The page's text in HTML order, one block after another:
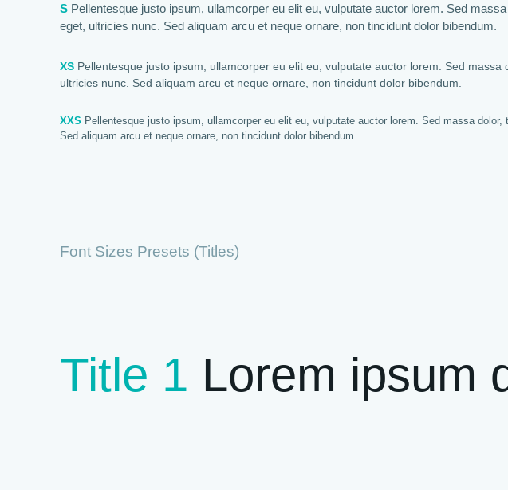
S Pellentesque justo ipsum, ullamcorper eu elit eu, vulputate auctor lorem. Sed
eget, ultricies nunc. Sed aliquam arcu et neque ornare, non tincidunt dolor bibendum.
XS Pellentesque justo ipsum, ullamcorper eu elit eu, vulputate auctor lorem. Sed
ultricies nunc. Sed aliquam arcu et neque ornare, non tincidunt dolor bibendum.
XXS Pellentesque justo ipsum, ullamcorper eu elit eu, vulputate auctor lorem. Sed massa
Sed aliquam arcu et neque ornare, non tincidunt dolor bibendum.
Font Sizes Presets (Titles)
Title 1 Lorem ipsum